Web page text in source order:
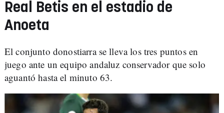
Real Betis en el estadio de
Anoeta
El conjunto donostiarra se lleva los tres puntos en
juego ante un equipo andaluz conservador que solo
aguantó hasta el minuto 63.